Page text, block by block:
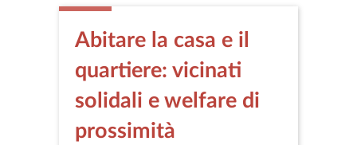
Abitare la casa e il
quartiere: vicinati
solidali e welfare di
prossimità